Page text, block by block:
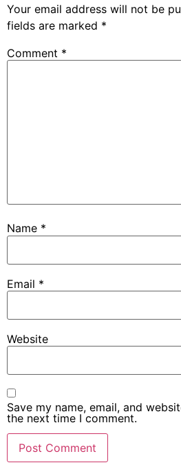
Your email address will not be
fields are marked *
Comment *
Name *
Email *
Website
Save my name, email, and
the next time I comment.